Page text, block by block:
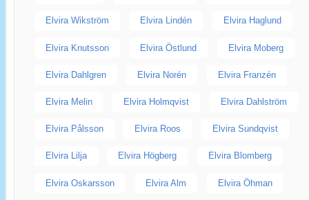
Elvira Wikström Elvira Lindén Elvira Haglund
Elvira Knutsson Elvira Östlund Elvira Moberg
Elvira Dahlgren Elvira Norén Elvira Franzén
Elvira Melin Elvira Holmqvist Elvira Dahlström
Elvira Pålsson Elvira Roos Elvira Sundqvist
Elvira Lilja Elvira Högberg Elvira Blomberg
Elvira Oskarsson Elvira Alm Elvira Öhman